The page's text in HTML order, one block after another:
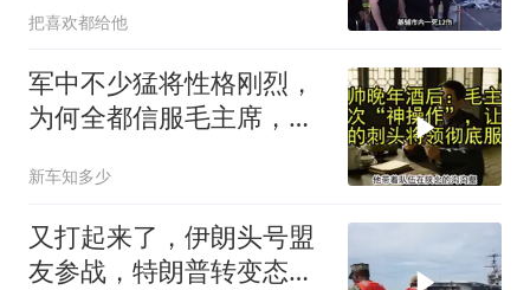
把喜欢都给他
军中不少猛将性格刚烈，
为何全都信服毛主席，这
新车知多少
又打起来了，伊朗头号盟
友参战，特朗普转变态